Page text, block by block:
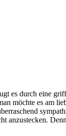
es durch eine
möchte es am